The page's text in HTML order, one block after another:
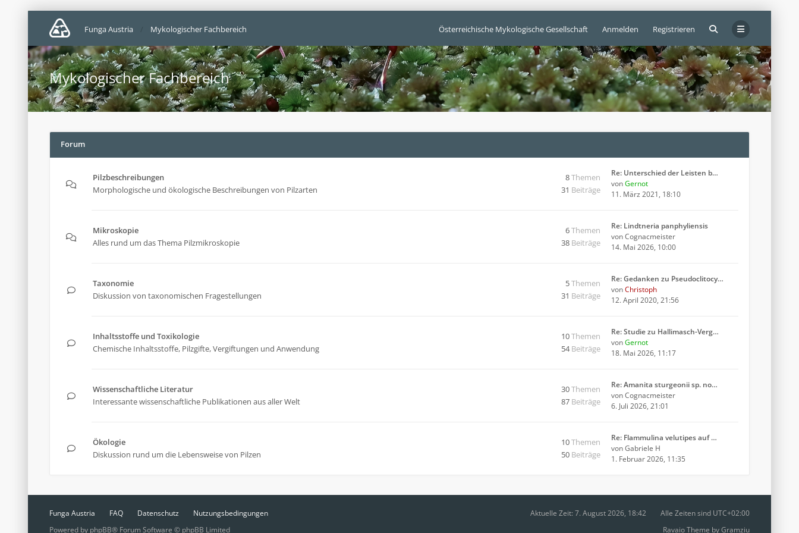
Österreichische Mykologische Gesellschaft Anmelden Registrieren
Funga Austria Mykologischer Fachbereich
Mykologischer Fachbereich
Forum
Pilzbeschreibungen
Morphologische und ökologische Beschreibungen von Pilzarten
8Themen
31 Beiträge
Re: Unterschied der Leisten b…
vonGernot
11. März 2021, 18:10
Mikroskopie
Alles rund um das Thema Pilzmikroskopie
6Themen
38 Beiträge
Re: Lindtneria panphyliensis
vonCognacmeister
14. Mai 2026, 10:00
Taxonomie
Diskussion von taxonomischen Fragestellungen
5Themen
31 Beiträge
Re: Gedanken zu Pseudoclitocy…
vonChristoph
12. April 2020, 21:56
Inhaltsstoffe und Toxikologie
Chemische Inhaltsstoffe, Pilzgifte, Vergiftungen und Anwendung
10Themen
54Beiträge
Re: Studie zu Hallimasch-Verg…
vonGernot
18. Mai 2026, 11:17
Wissenschaftliche Literatur
Interessante wissenschaftliche Publikationen aus aller Welt
30Themen
87 Beiträge
Re: Amanita sturgeonii sp. no…
vonCognacmeister
6. Juli 2026, 21:01
Ökologie
Diskussion rund um die Lebensweise von Pilzen
10Themen
50 Beiträge
Re: Flammulina velutipes auf …
vonGabriele H
1. Februar 2026, 11:35
Funga Austria FAQ Datenschutz Nutzungsbedingungen Alle Zeiten sind UTC+02:00
Aktuelle Zeit: 7. August 2026, 18:42
Powered by phpBB® Forum Software © phpBB Limited Ravaio Theme byGramziu